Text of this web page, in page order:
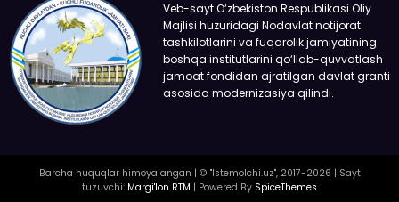
Veb-sayt O‘zbekiston Respublikasi Oliy
Majlisi huzuridagi Nodavlat notijorat
tashkilotlarini va fuqarolik jamiyatining
boshqa institutlarini qo‘llab-quvvatlash
jamoat fondidan ajratilgan davlat granti
asosida modernizasiya qilindi.
Barcha huquqlar himoyalangan | © "Istemolchi.uz", 2017-2026 | Sayt
tuzuvchi: Margi'lon RTM | Powered By SpiceThemes